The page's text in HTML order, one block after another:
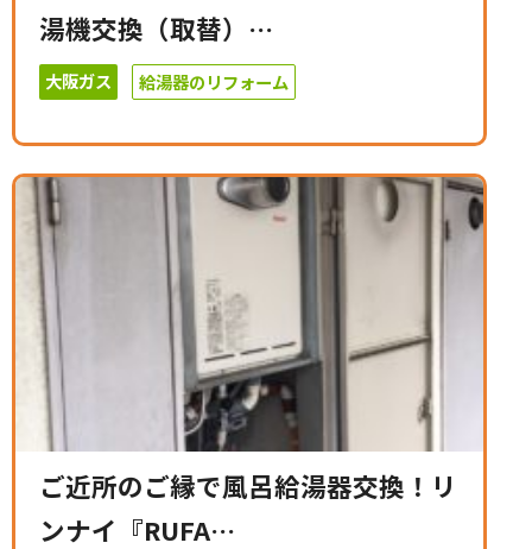
湯機交換（取替）…
大阪ガス 給湯器のリフォーム
ご近所のご縁で風呂給湯器交換！リ
ンナイ『RUFA…